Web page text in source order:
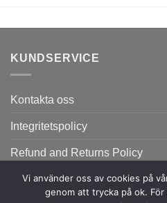
KUNDSERVICE
Kontakta oss
Integritetspolicy
Refund and Returns Policy
Vi använder oss av cookies på
genom att trycka på ok.